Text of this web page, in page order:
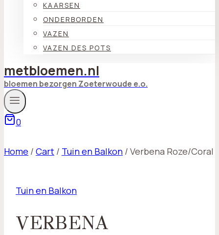
KAARSEN
ONDERBORDEN
VAZEN
VAZEN DES POTS
metbloemen.nl
bloemen bezorgen Zoeterwoude e.o.
0
Home / Cart / Tuin en Balkon / Verbena Roze/Coral
Tuin en Balkon
VERBENA